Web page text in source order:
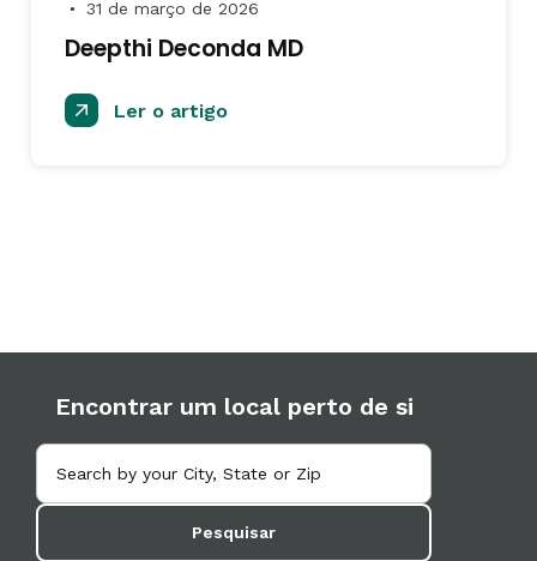
● 31 de março de 2026
Deepthi Deconda MD
Ler o artigo
Encontrar um local perto de si
Pesquisar